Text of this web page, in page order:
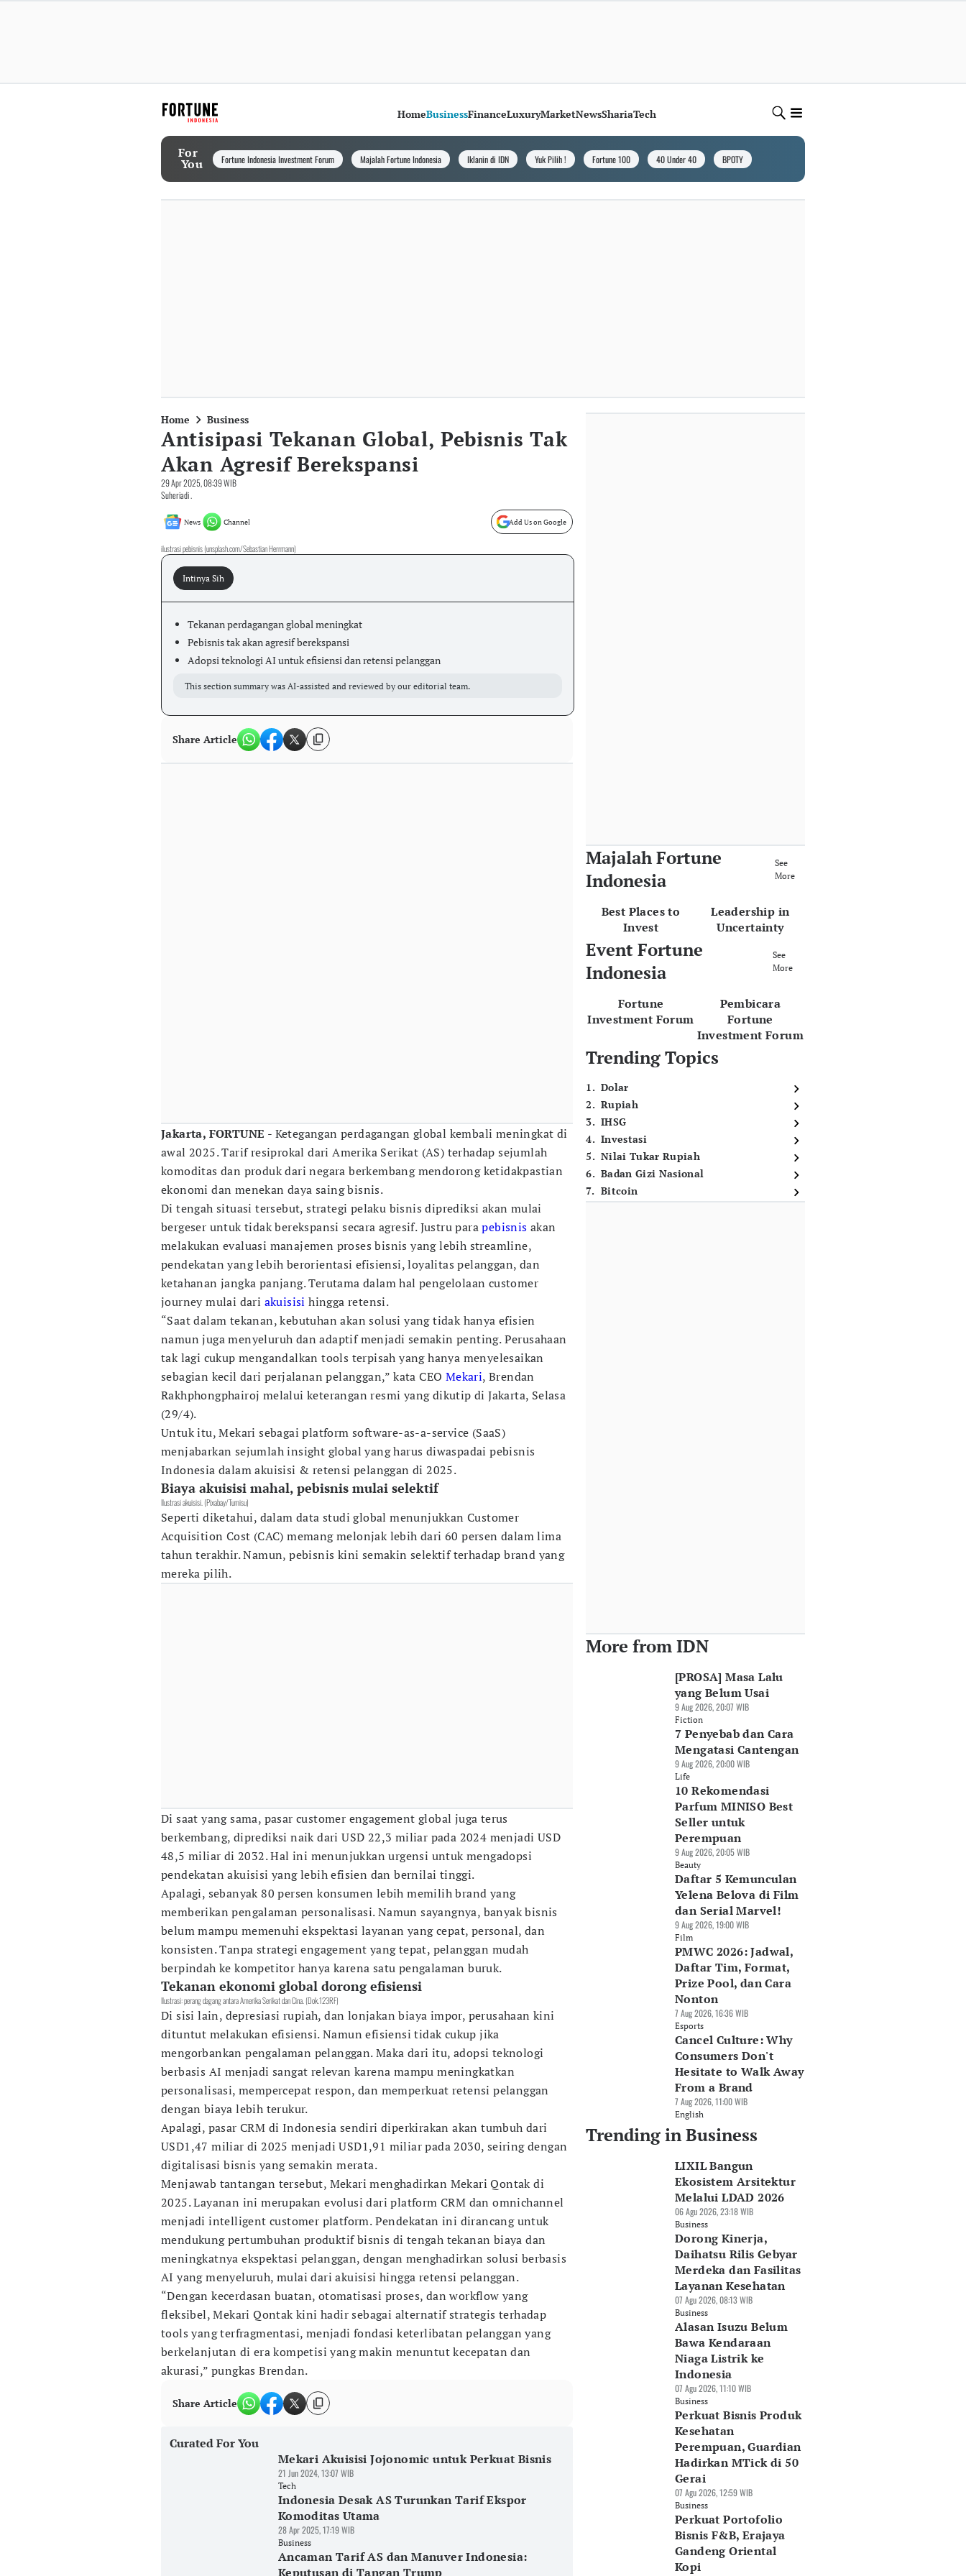
HomeBusinessFinanceLuxuryMarketNewsShariaTech
For
You Fortune Indonesia Investment Forum Majalah Fortune Indonesia Iklanin di IDN Yuk Pilih ! Fortune 100 40 Under 40 BPOTY
Home Business
Antisipasi Tekanan Global, Pebisnis Tak
Akan Agresif Berekspansi
29 Apr 2025, 08:39 WIB
Suheriadi .
News Channel Add Us on Google
ilustrasi pebisnis (unsplash.com/Sebastian Herrmann)
Intinya Sih
Tekanan perdagangan global meningkat
Pebisnis tak akan agresif berekspansi
Adopsi teknologi AI untuk efisiensi dan retensi pelanggan
This section summary was AI-assisted and reviewed by our editorial team.
Share Article
Jakarta, FORTUNE - Ketegangan perdagangan global kembali meningkat di
awal 2025. Tarif resiprokal dari Amerika Serikat (AS) terhadap sejumlah
komoditas dan produk dari negara berkembang mendorong ketidakpastian
ekonomi dan menekan daya saing bisnis.
Di tengah situasi tersebut, strategi pelaku bisnis diprediksi akan mulai
bergeser untuk tidak berekspansi secara agresif. Justru parapebisnis akan
melakukan evaluasi manajemen proses bisnis yang lebih streamline,
pendekatan yang lebih berorientasi efisiensi, loyalitas pelanggan, dan
ketahanan jangka panjang. Terutama dalam hal pengelolaan customer
journey mulai dari akuisisi hingga retensi.
“Saat dalam tekanan, kebutuhan akan solusi yang tidak hanya efisien
namun juga menyeluruh dan adaptif menjadi semakin penting. Perusahaan
tak lagi cukup mengandalkan tools terpisah yang hanya menyelesaikan
sebagian kecil dari perjalanan pelanggan,” kata CEO Mekari, Brendan
Rakhphongphairoj melalui keterangan resmi yang dikutip di Jakarta, Selasa
(29/4).
Untuk itu, Mekari sebagai platform software-as-a-service (SaaS)
menjabarkan sejumlah insight global yang harus diwaspadai pebisnis
Indonesia dalam akuisisi & retensi pelanggan di 2025.
Biaya akuisisi mahal, pebisnis mulai selektif
Ilustrasi akuisisi. (Pixabay/Tumisu)
Seperti diketahui, dalam data studi global menunjukkan Customer
Acquisition Cost (CAC) memang melonjak lebih dari 60 persen dalam lima
tahun terakhir. Namun, pebisnis kini semakin selektif terhadap brand yang
mereka pilih.
Di saat yang sama, pasar customer engagement global juga terus
berkembang, diprediksi naik dari USD 22,3 miliar pada 2024 menjadi USD
48,5 miliar di 2032. Hal ini menunjukkan urgensi untuk mengadopsi
pendekatan akuisisi yang lebih efisien dan bernilai tinggi.
Apalagi, sebanyak 80 persen konsumen lebih memilih brand yang
memberikan pengalaman personalisasi. Namun sayangnya, banyak bisnis
belum mampu memenuhi ekspektasi layanan yang cepat, personal, dan
konsisten. Tanpa strategi engagement yang tepat, pelanggan mudah
berpindah ke kompetitor hanya karena satu pengalaman buruk.
Tekanan ekonomi global dorong efisiensi
Ilustrasi: perang dagang antara Amerika Serikat dan Cina. (Dok.123RF)
Di sisi lain, depresiasi rupiah, dan lonjakan biaya impor, perusahaan kini
dituntut melakukan efisiensi. Namun efisiensi tidak cukup jika
mengorbankan pengalaman pelanggan. Maka dari itu, adopsi teknologi
berbasis AI menjadi sangat relevan karena mampu meningkatkan
personalisasi, mempercepat respon, dan memperkuat retensi pelanggan
dengan biaya lebih terukur.
Apalagi, pasar CRM di Indonesia sendiri diperkirakan akan tumbuh dari
USD1,47 miliar di 2025 menjadi USD1,91 miliar pada 2030, seiring dengan
digitalisasi bisnis yang semakin merata.
Menjawab tantangan tersebut, Mekari menghadirkan Mekari Qontak di
2025. Layanan ini merupakan evolusi dari platform CRM dan omnichannel
menjadi intelligent customer platform. Pendekatan ini dirancang untuk
mendukung pertumbuhan produktif bisnis di tengah tekanan biaya dan
meningkatnya ekspektasi pelanggan, dengan menghadirkan solusi berbasis
AI yang menyeluruh, mulai dari akuisisi hingga retensi pelanggan.
“Dengan kecerdasan buatan, otomatisasi proses, dan workflow yang
fleksibel, Mekari Qontak kini hadir sebagai alternatif strategis terhadap
tools yang terfragmentasi, menjadi fondasi keterlibatan pelanggan yang
berkelanjutan di era kompetisi yang makin menuntut kecepatan dan
akurasi,” pungkas Brendan.
Share Article
Curated For You
Mekari Akuisisi Jojonomic untuk Perkuat Bisnis
21 Jun 2024, 13:07 WIB
Tech
Indonesia Desak AS Turunkan Tarif Ekspor
Komoditas Utama
28 Apr 2025, 17:19 WIB
Business
Ancaman Tarif AS dan Manuver Indonesia:
Keputusan di Tangan Trump
Majalah Fortune
Indonesia
See
More
Best Places to
Invest
Leadership in
Uncertainty
Event Fortune
Indonesia
See
More
Fortune
Investment Forum
Pembicara
Fortune
Investment Forum
Trending Topics
1. Dolar
2. Rupiah
3. IHSG
4. Investasi
5. Nilai Tukar Rupiah
6. Badan Gizi Nasional
7. Bitcoin
More from IDN
[PROSA] Masa Lalu
yang Belum Usai
9 Aug 2026, 20:07 WIB
Fiction
7 Penyebab dan Cara
Mengatasi Cantengan
9 Aug 2026, 20:00 WIB
Life
10 Rekomendasi
Parfum MINISO Best
Seller untuk
Perempuan
9 Aug 2026, 20:05 WIB
Beauty
Daftar 5 Kemunculan
Yelena Belova di Film
dan Serial Marvel!
9 Aug 2026, 19:00 WIB
Film
PMWC 2026: Jadwal,
Daftar Tim, Format,
Prize Pool, dan Cara
Nonton
7 Aug 2026, 16:36 WIB
Esports
Cancel Culture: Why
Consumers Don't
Hesitate to Walk Away
From a Brand
7 Aug 2026, 11:00 WIB
English
Trending in Business
LIXIL Bangun
Ekosistem Arsitektur
Melalui LDAD 2026
06 Agu 2026, 23:18 WIB
Business
Dorong Kinerja,
Daihatsu Rilis Gebyar
Merdeka dan Fasilitas
Layanan Kesehatan
07 Agu 2026, 08:13 WIB
Business
Alasan Isuzu Belum
Bawa Kendaraan
Niaga Listrik ke
Indonesia
07 Agu 2026, 11:10 WIB
Business
Perkuat Bisnis Produk
Kesehatan
Perempuan, Guardian
Hadirkan MTick di 50
Gerai
07 Agu 2026, 12:59 WIB
Business
Perkuat Portofolio
Bisnis F&B, Erajaya
Gandeng Oriental
Kopi